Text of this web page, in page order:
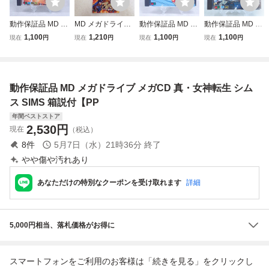
動作保証品 MD メ
ガCD サンダーホ
現在 1,100円
MD メガドライブ
メガCD 電忍アレ
現在 1,210円
動作保証品 MD メ
ガCD タイムギャ
現在 1,100円
動作保証品 MD メ
ガCD スター・ウ
現在 1,100円
動作保証品 MD メガドライブ メガCD 真・女神転生 シム
ス SIMS 箱説付【PP
年間ベストストア
現在 2,530円 （税込）
8件 5月7日（水）21時36分 終了
やや傷や汚れあり
あなただけの特別なクーポンを受け取れます 詳細
5,000円相当、落札価格がお得に
スマートフォンをご利用のお客様は「続きを見る」をクリックし